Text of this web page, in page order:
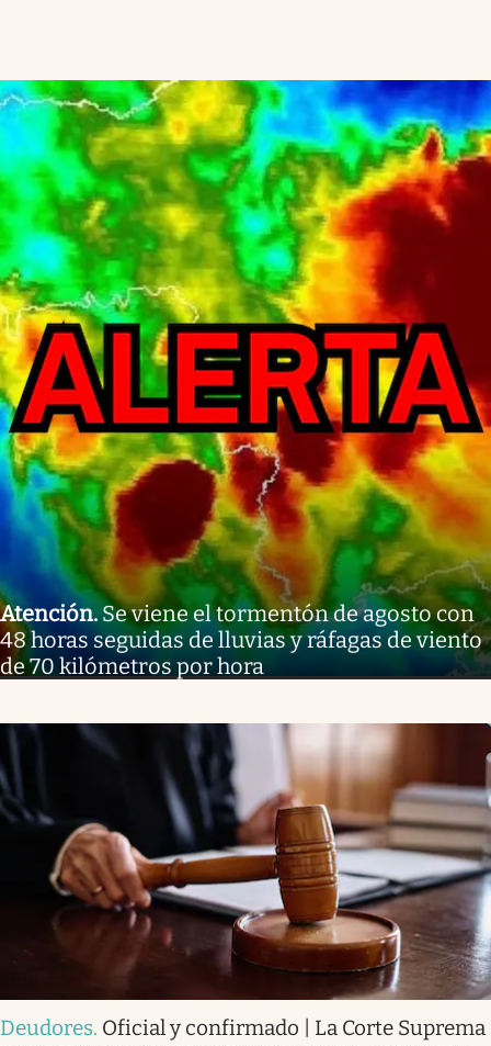
Atención.Se viene el tormentón de agosto con
48 horas seguidas de lluvias y ráfagas de viento
de 70 kilómetros por hora
Deudores. Oficial y confirmado | La Corte Suprema